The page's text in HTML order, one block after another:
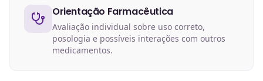
Orientação Farmacêutica
Avaliação individual sobre uso correto,
posologia e possíveis interações com outros
medicamentos.